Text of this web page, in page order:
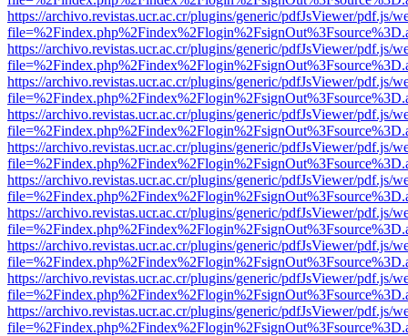
https://archivo.revistas.ucr.ac.cr/plugins/generic/pdfJsViewer/pdf.js/
https://archivo.revistas.ucr.ac.cr/plugins/generic/pdfJsViewer/pdf.js/
https://archivo.revistas.ucr.ac.cr/plugins/generic/pdfJsViewer/pdf.js/
https://archivo.revistas.ucr.ac.cr/plugins/generic/pdfJsViewer/pdf.js/
https://archivo.revistas.ucr.ac.cr/plugins/generic/pdfJsViewer/pdf.js/
https://archivo.revistas.ucr.ac.cr/plugins/generic/pdfJsViewer/pdf.js/
https://archivo.revistas.ucr.ac.cr/plugins/generic/pdfJsViewer/pdf.js/
https://archivo.revistas.ucr.ac.cr/plugins/generic/pdfJsViewer/pdf.js/
https://archivo.revistas.ucr.ac.cr/plugins/generic/pdfJsViewer/pdf.js/
https://archivo.revistas.ucr.ac.cr/plugins/generic/pdfJsViewer/pdf.js/